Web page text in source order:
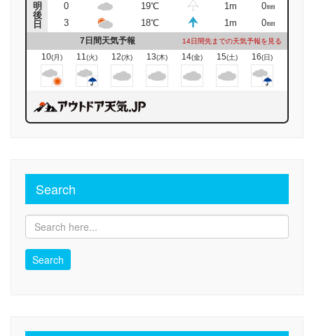
明
後
日
0 19℃ 1m
0㎜
3
18℃ 1m 0㎜
7日間天気予報 14日間先までの天気予報を見る
10(月) 11(火) 12(水) 13(木) 14(金) 15(土) 16(日)
Search